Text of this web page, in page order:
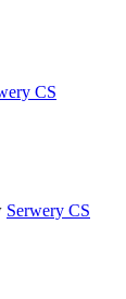
CS
Serwery CS